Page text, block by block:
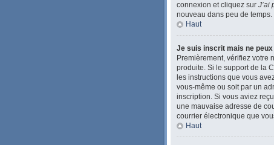
connexion et cliquez sur J’ai
nouveau dans peu de temps.
Haut
Je suis inscrit mais ne
Premièrement, vérifiez votre
produite. Si le support de la
les instructions que vous
vous-même ou soit par un
inscription. Si vous aviez
une mauvaise adresse de
courrier électronique que
Haut